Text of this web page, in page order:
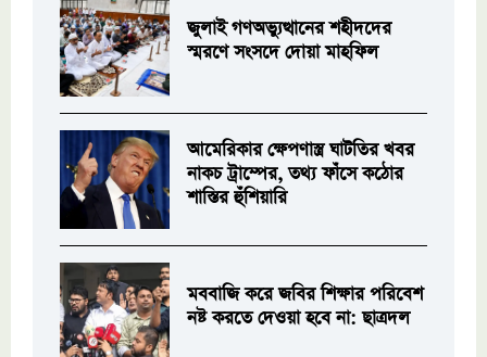
জুলাই গণঅভ্যুত্থানের শহীদদের
স্মরণে সংসদে দোয়া মাহফিল
আমেরিকার ক্ষেপণাস্ত্র ঘাটতির খবর
নাকচ ট্রাম্পের, তথ্য ফাঁসে কঠোর
শাস্তির হুঁশিয়ারি
মববাজি করে জবির শিক্ষার পরিবেশ
নষ্ট করতে দেওয়া হবে না: ছাত্রদল